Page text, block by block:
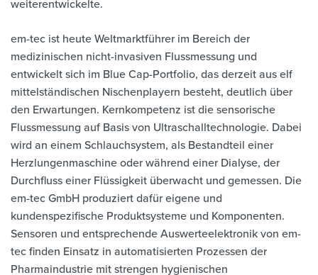
weiterentwickelte.
em-tec ist heute Weltmarktführer im Bereich der
medizinischen nicht-invasiven Flussmessung und
entwickelt sich im Blue Cap-Portfolio, das derzeit aus elf
mittelständischen Nischenplayern besteht, deutlich über
den Erwartungen. Kernkompetenz ist die sensorische
Flussmessung auf Basis von Ultraschalltechnologie. Dabei
wird an einem Schlauchsystem, als Bestandteil einer
Herzlungenmaschine oder während einer Dialyse, der
Durchfluss einer Flüssigkeit überwacht und gemessen. Die
em-tec GmbH produziert dafür eigene und
kundenspezifische Produktsysteme und Komponenten.
Sensoren und entsprechende Auswerteelektronik von em-
tec finden Einsatz in automatisierten Prozessen der
Pharmaindustrie mit strengen hygienischen